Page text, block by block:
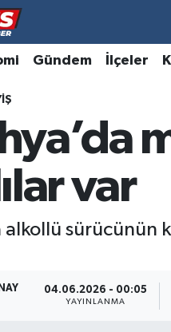
Gündem İlçeler
var
alkollü sürücünün
04.06.2026 - 00:05
YAYINLANMA
ve Fikstür